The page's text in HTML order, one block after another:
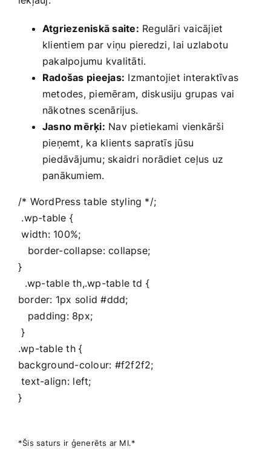
Atgriezeniskā saite: Regulāri vaicājiet
klientiem par viņu ⁤pieredzi, ⁢lai uzlabotu⁢
pakalpojumu kvalitāti.
Radošas ⁣pieejas: Izmantojiet interaktīvas
metodes, piemēram, diskusiju grupas ​vai
nākotnes⁤ scenārijus.
Jasno mērķi: Nav pietiekami vienkārši
pieņemt,⁢ ka‌ klients sapratīs​ jūsu
piedāvājumu; skaidri norādiet ceļus uz
panākumiem.
/* WordPress table styling */;
⁤ .wp-table‍ {⁢ ⁣
⁤ width: 100%; ⁣
‌⁤ ‍ ‌ border-collapse: collapse;
}
​⁢ ‌ .wp-table th,.wp-table td​ {
border: 1px solid #ddd;
‍ ‍ ⁢ padding:‌ 8px;
⁢ }
.wp-table th ⁤{
background-colour: #f2f2f2;
‌ text-align:⁤ left; ⁤
} ⁤
*Šis saturs ir ģenerēts ar MI.*